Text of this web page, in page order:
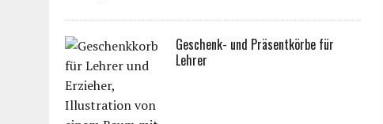
Geschenk- und Präsentkörbe für
Lehrer